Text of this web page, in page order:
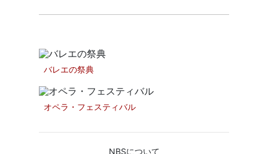
バレエの祭典
オペラ・フェスティバル
NBSについて